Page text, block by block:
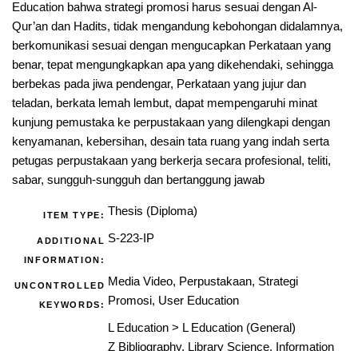
Education bahwa strategi promosi harus sesuai dengan Al-
Qur’an dan Hadits, tidak mengandung kebohongan didalamnya,
berkomunikasi sesuai dengan mengucapkan Perkataan yang
benar, tepat mengungkapkan apa yang dikehendaki, sehingga
berbekas pada jiwa pendengar, Perkataan yang jujur dan
teladan, berkata lemah lembut, dapat mempengaruhi minat
kunjung pemustaka ke perpustakaan yang dilengkapi dengan
kenyamanan, kebersihan, desain tata ruang yang indah serta
petugas perpustakaan yang berkerja secara profesional, teliti,
sabar, sungguh-sungguh dan bertanggung jawab
ITEM TYPE: Thesis (Diploma)
ADDITIONAL
INFORMATION:
S-223-IP
UNCONTROLLED
KEYWORDS:
Media Video, Perpustakaan, Strategi
Promosi, User Education
L Education> L Education (General)
Z Bibliography. Library Science. Information